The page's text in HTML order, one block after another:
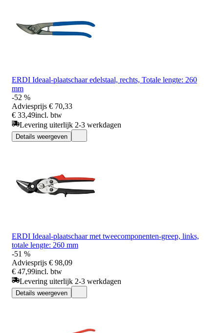
ERDI Ideaal-plaatschaar edelstaal, rechts, Totale lengte: 260
mm
-52 %
Adviesprijs € 70,33
€ 33,49incl. btw
Levering uiterlijk 2-3 werkdagen
Details weergeven
ERDI Ideaal-plaatschaar met tweecomponenten-greep, links,
totale lengte: 260 mm
-51 %
Adviesprijs € 98,09
€ 47,99incl. btw
Levering uiterlijk 2-3 werkdagen
Details weergeven